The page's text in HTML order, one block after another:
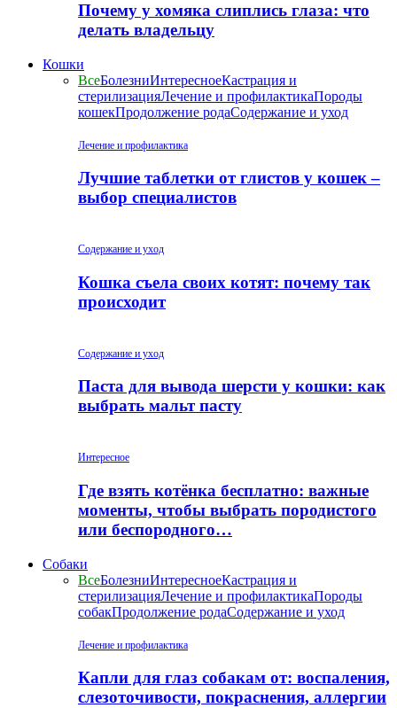
Почему у хомяка слиплись глаза: что
делать владельцу
Кошки
ВсеБолезниИнтересноеКастрация и
стерилизацияЛечение и профилактикаПороды
кошекПродолжение родаСодержание и уход
Лечение и профилактика
Лучшие таблетки от глистов у кошек –
выбор специалистов
Содержание и уход
Кошка съела своих котят: почему так
происходит
Содержание и уход
Паста для вывода шерсти у кошки: как
выбрать мальт пасту
Интересное
Где взять котёнка бесплатно: важные
моменты, чтобы выбрать породистого
или беспородного…
Собаки
ВсеБолезниИнтересноеКастрация и
стерилизацияЛечение и профилактикаПороды
собакПродолжение родаСодержание и уход
Лечение и профилактика
Капли для глаз собакам от: воспаления,
слезоточивости, покраснения, аллергии